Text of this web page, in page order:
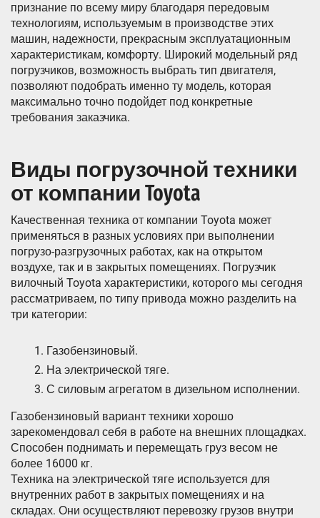
признание по всему миру благодаря передовым
технологиям, используемым в производстве этих
машин, надежности, прекрасным эксплуатационным
характеристикам, комфорту. Широкий модельный ряд
погрузчиков, возможность выбрать тип двигателя,
позволяют подобрать именно ту модель, которая
максимально точно подойдет под конкретные
требования заказчика.
Виды погрузочной техники
от компании Toyota
Качественная техника от компании Toyota может
применяться в разных условиях при выполнении
погрузо-разгрузочных работах, как на открытом
воздухе, так и в закрытых помещениях. Погрузчик
вилочный Toyota характеристики, которого мы сегодня
рассматриваем, по типу привода можно разделить на
три категории:
Газобензиновый.
На электрической тяге.
С силовым агрегатом в дизельном исполнении.
Газобензиновый вариант техники хорошо
зарекомендовал себя в работе на внешних площадках.
Способен поднимать и перемещать груз весом не
более 16000 кг.
Техника на электрической тяге используется для
внутренних работ в закрытых помещениях и на
складах. Они осуществляют перевозку грузов внутри